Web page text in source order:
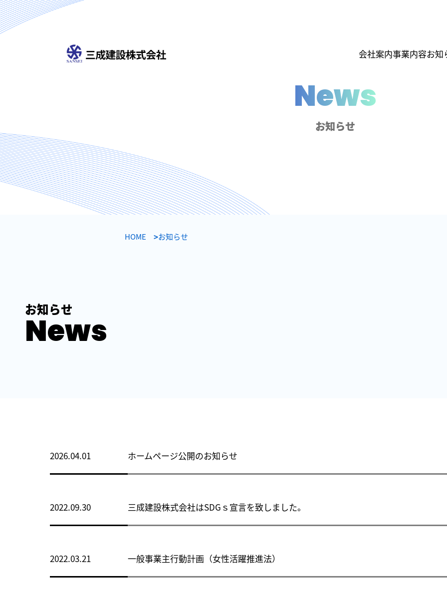
会社案内事業内容お知
お知らせ
News
HOME お知らせ
News
お知らせ
2026.04.01 ホームページ公開のお知らせ
2022.09.30 三成建設株式会社はSDGｓ宣言を致しました。
2022.03.21 一般事業主行動計画（女性活躍推進法）